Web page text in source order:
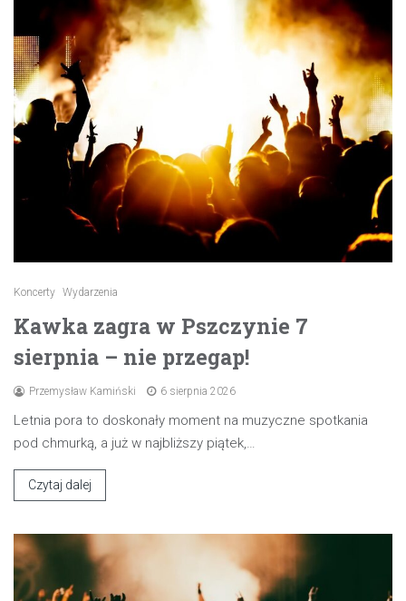
Koncerty Wydarzenia
Kawka zagra w Pszczynie 7
sierpnia – nie przegap!
Przemysław Kamiński 6 sierpnia 2026
Letnia pora to doskonały moment na muzyczne spotkania
pod chmurką, a już w najbliższy piątek,…
Czytaj dalej